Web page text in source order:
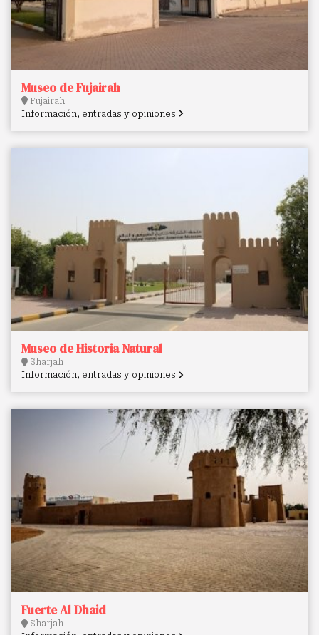
Museo de Fujairah
Fujairah
Información, entradas y opiniones
Museo de Historia Natural
Sharjah
Información, entradas y opiniones
Fuerte Al Dhaid
Sharjah